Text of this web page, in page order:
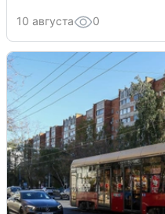
10 августа 0